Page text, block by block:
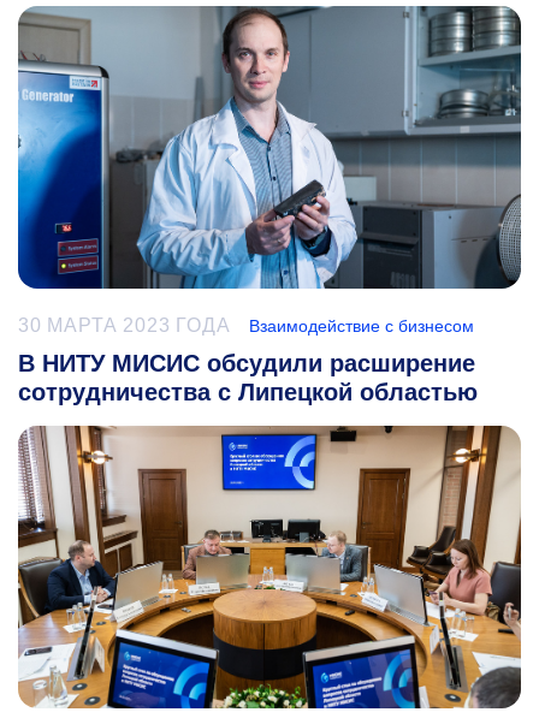
30 МАРТА 2023 ГОДА Взаимодействие с бизнесом
В НИТУ МИСИС обсудили расширение
сотрудничества с Липецкой областью